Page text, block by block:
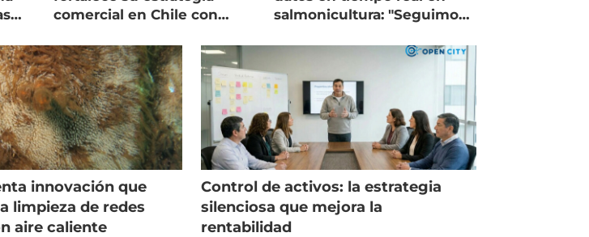
comercial en Chile con
salmonicultura: "Seguimos
innovación que
limpieza de redes
aire caliente
Control de activos: la estrategia
silenciosa que mejora la
rentabilidad